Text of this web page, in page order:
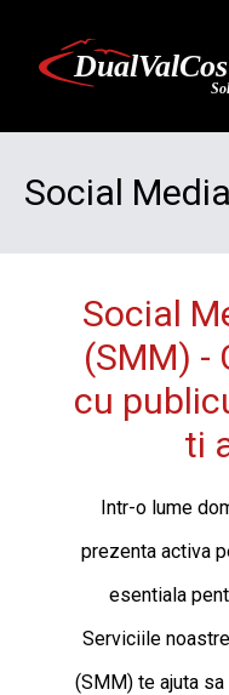
Social
Social
(SMM) -
cu
ti
Intr-o lume
prezenta activa
esentiala
Serviciile
(SMM) te ajuta